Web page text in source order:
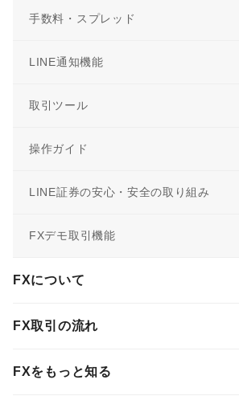
手数料・スプレッド
LINE通知機能
取引ツール
操作ガイド
LINE証券の安心・安全の取り組み
FXデモ取引機能
FXについて
FX取引の流れ
FXをもっと知る